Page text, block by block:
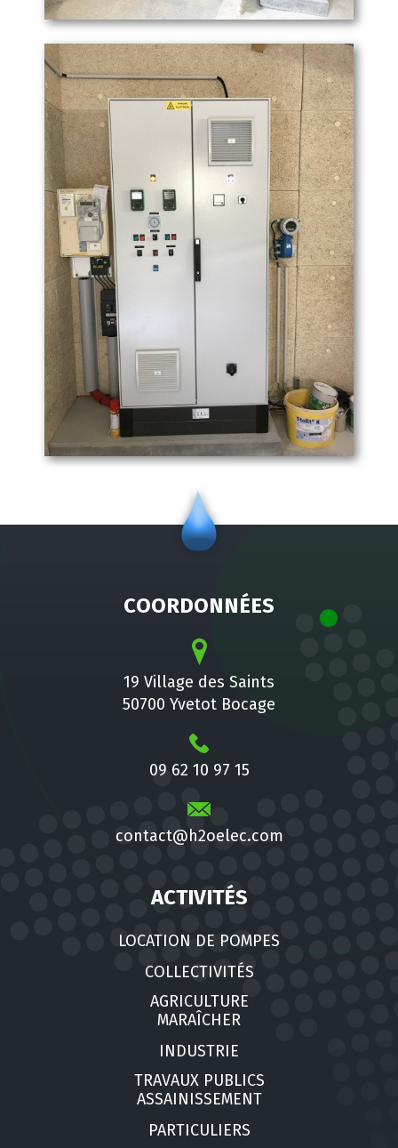
COORDONNÉES
19 Village des Saints
50700 Yvetot Bocage
09 62 10 97 15
contact@h2oelec.com
ACTIVITÉS
LOCATION DE POMPES
COLLECTIVITÉS
AGRICULTURE
MARAÎCHER
INDUSTRIE
TRAVAUX PUBLICS
ASSAINISSEMENT
PARTICULIERS